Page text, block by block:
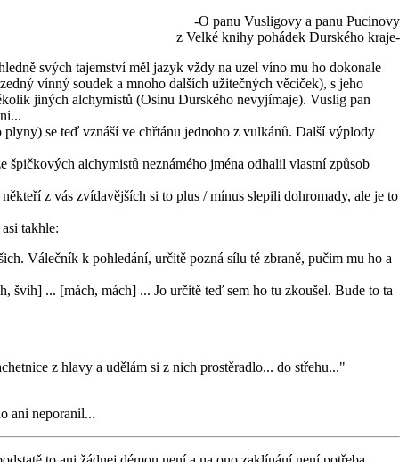
-O panu Vusligovy a panu Pucinovy
z Velké knihy pohádek Durského kraje-
svých tajemství měl jazyk vždy na uzel víno mu ho dokonale
vínný soudek a mnoho dalších užitečných věciček), s jeho
jiných alchymistů (Osinu Durského nevyjímaje). Vuslig pan
se teď vznáší ve chřtánu jednoho z vulkánů. Další výplody
špičkových alchymistů neznámého jména odhalil vlastní způsob
z vás zvídavějších si to plus / mínus slepili dohromady, ale je to
takhle:
Válečník k pohledání, určitě pozná sílu té zbraně, pučim mu ho a
švih] ... [mách, mách] ... Jo určitě teď sem ho tu zkoušel. Bude to ta
z hlavy a udělám si z nich prostěradlo... do střehu..."
ani neporanil...